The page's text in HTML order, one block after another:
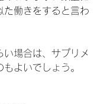
た働きをすると言わ
い場合は、サプリメ
よいでしょう。